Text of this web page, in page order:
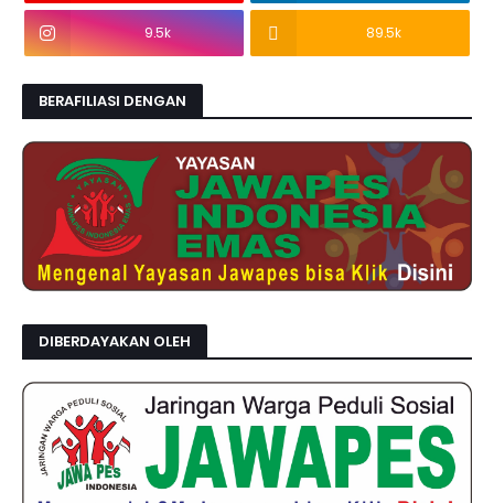
9.5k 89.5k
BERAFILIASI DENGAN
DIBERDAYAKAN OLEH